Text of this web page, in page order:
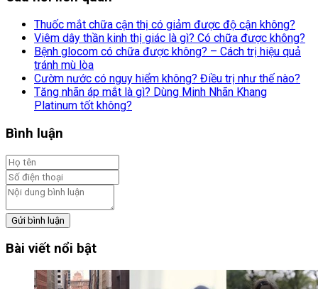
Thuốc mắt chữa cận thị có giảm được độ cận không?
Viêm dây thần kinh thị giác là gì? Có chữa được không?
Bệnh glocom có chữa được không? – Cách trị hiệu quả
tránh mù lòa
Cườm nước có nguy hiểm không? Điều trị như thế nào?
Tăng nhãn áp mắt là gì? Dùng Minh Nhãn Khang
Platinum tốt không?
Bình luận
Gửi bình luận
Bài viết nổi bật